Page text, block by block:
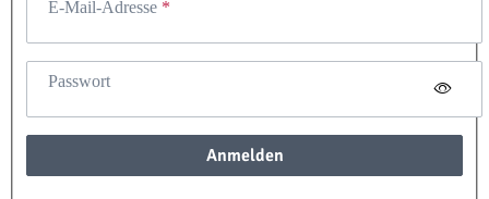
E-Mail-Adresse
Passwort
Anmelden